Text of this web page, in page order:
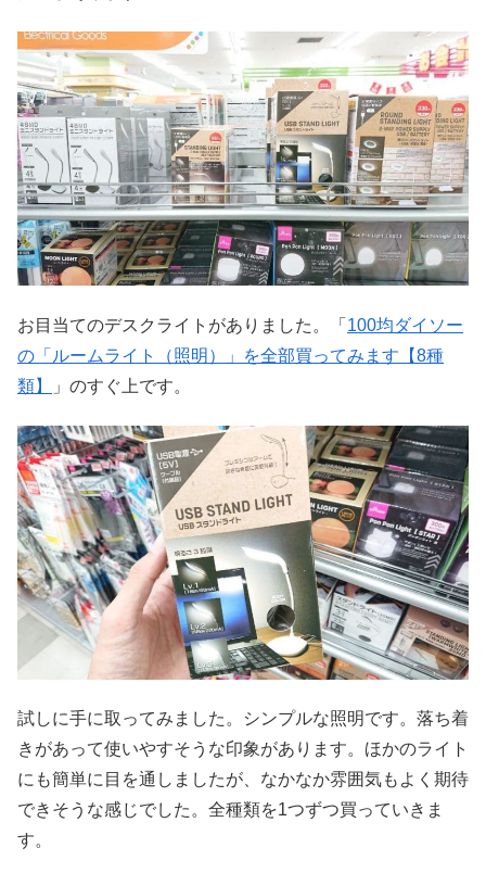
お目当てのデスクライトがありました。「 100均ダイソー
の「ルームライト（照明）」を全部買ってみます【8種
類】
」のすぐ上です。
試しに手に取ってみました。シンプルな照明です。落ち着
きがあって使いやすそうな印象があります。ほかのライト
にも簡単に目を通しましたが、なかなか雰囲気もよく期待
できそうな感じでした。全種類を1つずつ買っていきま
す。